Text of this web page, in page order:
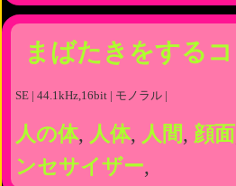
まばたきをする
SE | 44.1kHz,16bit | モノラル |
人の体, 人体, 人間, 顔面
ンセサイザー,